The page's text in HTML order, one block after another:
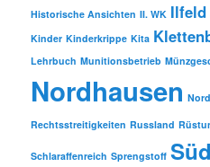
Historische Ansichten II. WK Ilfeld
Kinder Kinderkrippe Kita
Lehrbuch Munitionsbetrieb
Nordhausen
Rechtsstreitigkeiten Russland
Schlaraffenreich Sprengstoff